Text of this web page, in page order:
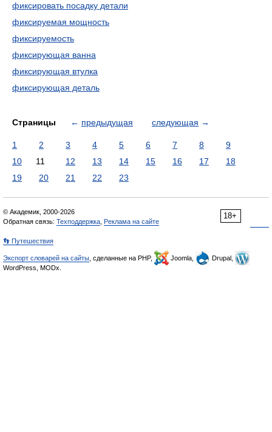
фиксировать посадку детали
фиксируемая мощность
фиксируемость
фиксирующая ванна
фиксирующая втулка
фиксирующая деталь
Страницы ← предыдущая следующая →
1 2 3 4 5 6 7 8
9
10
11 12 13 14 15 16 17
18
19
20 21 22 23
18+
© Академик, 2000-2026
Обратная связь: Техподдержка Реклама на сайте
👣 Путешествия
Экспорт словарей на сайты , сделанные на PHP, Joomla,
Drupal,
WordPress, MODx.